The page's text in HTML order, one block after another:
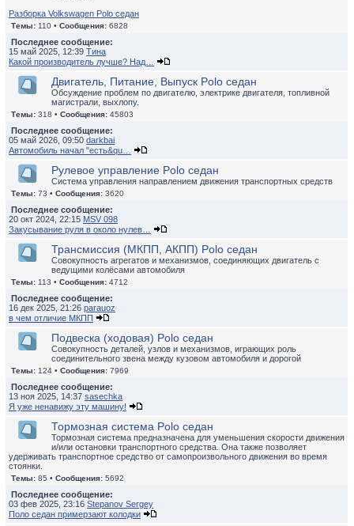
Разборка Volkswagen Polo седан
Темы: 110 • Сообщения: 6828
Последнее сообщение:
15 май 2025, 12:39 Тина
Какой производитель лучше? Над…
Двигатель, Питание, Выпуск Polo седан
Обсуждение проблем по двигателю, электрике двигателя, топливной
магистрали, выхлопу.
Темы: 318 • Сообщения: 45803
Последнее сообщение:
05 май 2026, 09:50 darkbai
Автомобиль начал "есть&qu…
Рулевое управление Polo седан
Система управления направлением движения транспортных средств
Темы: 73 • Сообщения: 3620
Последнее сообщение:
20 окт 2024, 22:15 MSV 098
Закусывание руля в около нулев…
Трансмиссия (МКПП, АКПП) Polo седан
Совокупность агрегатов и механизмов, соединяющих двигатель с
ведущими колёсами автомобиля
Темы: 113 • Сообщения: 4712
Последнее сообщение:
16 дек 2025, 21:26 parauoz
в чем отличие МКПП
Подвеска (ходовая) Polo седан
Совокупность деталей, узлов и механизмов, играющих роль
соединительного звена между кузовом автомобиля и дорогой
Темы: 124 • Сообщения: 7969
Последнее сообщение:
13 ноя 2025, 14:37 sasechka
Я уже ненавижу эту машину!
Тормозная система Polo седан
Тормозная система предназначена для уменьшения скорости движения
и/или остановки транспортного средства. Она также позволяет
удерживать транспортное средство от самопроизвольного движения во время
стоянки.
Темы: 85 • Сообщения: 5692
Последнее сообщение:
03 фев 2025, 23:16 Stepanov Sergey
Поло седан примерзают колодки